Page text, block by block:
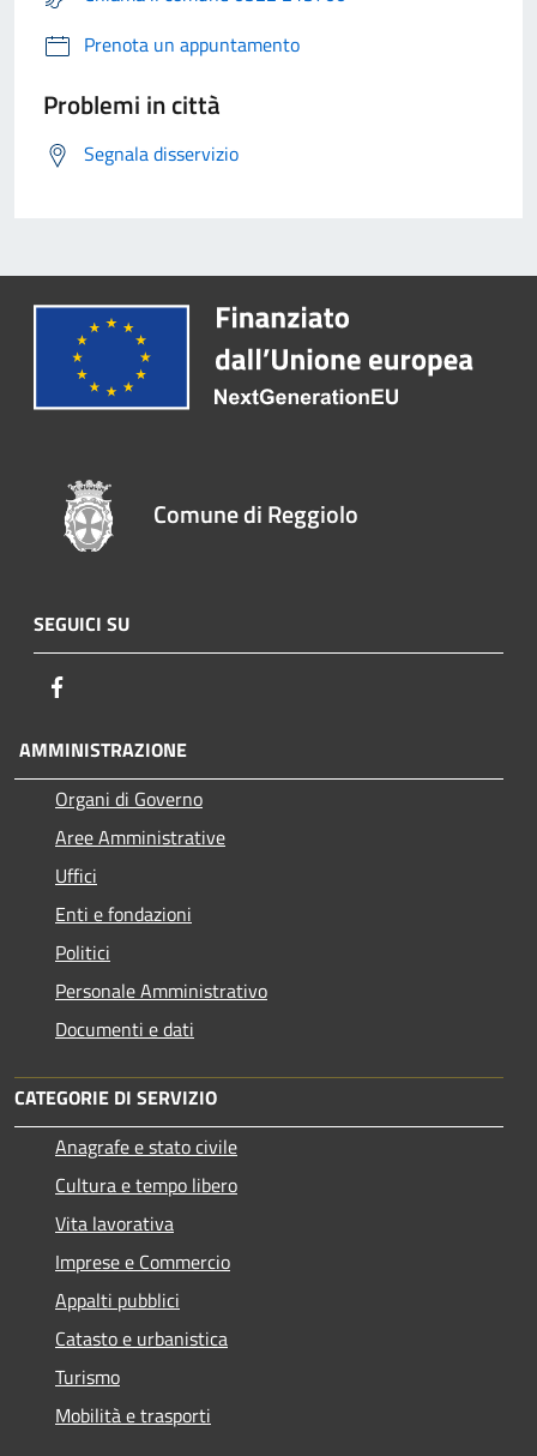
Prenota un appuntamento
Problemi in città
Segnala disservizio
Comune di Reggiolo
SEGUICI SU
AMMINISTRAZIONE
Organi di Governo
Aree Amministrative
Uffici
Enti e fondazioni
Politici
Personale Amministrativo
Documenti e dati
CATEGORIE DI SERVIZIO
Anagrafe e stato civile
Cultura e tempo libero
Vita lavorativa
Imprese e Commercio
Appalti pubblici
Catasto e urbanistica
Turismo
Mobilità e trasporti